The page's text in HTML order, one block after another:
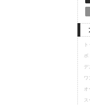
ボ
デ
ワ
オ